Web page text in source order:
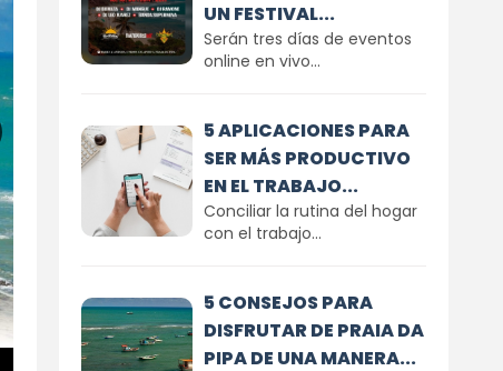
UN FESTIVAL...
Serán tres días de eventos
online en vivo...
5 APLICACIONES PARA
SER MÁS PRODUCTIVO
EN EL TRABAJO...
Conciliar la rutina del hogar
con el trabajo...
5 CONSEJOS PARA
DISFRUTAR DE PRAIA DA
PIPA DE UNA MANERA...